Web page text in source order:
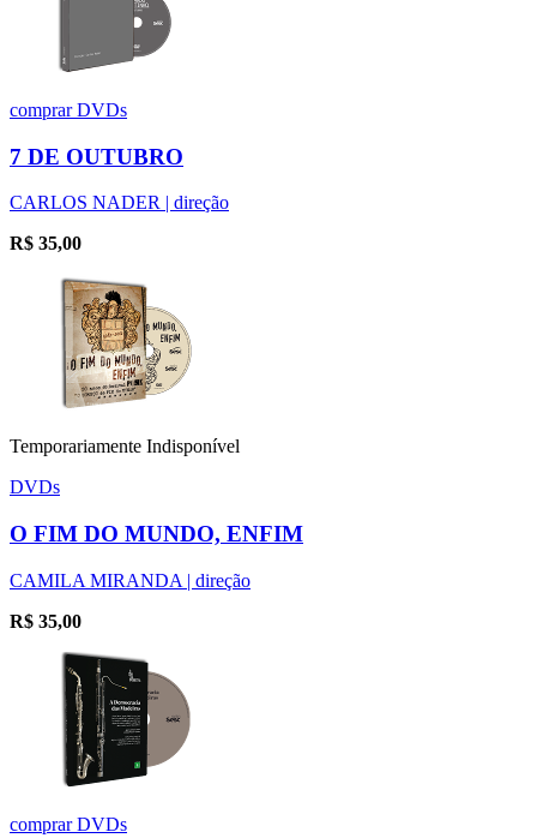
comprarDVDs
7 DE OUTUBRO
CARLOS NADER | direção
R$ 35,00
Temporariamente Indisponível
DVDs
O FIM DO MUNDO, ENFIM
CAMILA MIRANDA | direção
R$ 35,00
comprarDVDs